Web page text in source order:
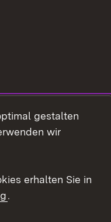
gestalten
wir
erhalten Sie in
.